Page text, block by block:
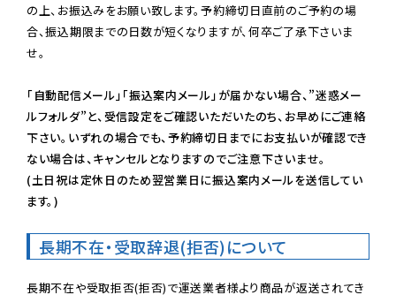
の上、お振込みをお願い致します。予約締切日直前のご予約の場
合、振込期限までの日数が短くなりますが、何卒ご了承下さいま
せ。
「自動配信メール」「振込案内メール」が届かない場合、”迷惑メー
ルフォルダ”と、受信設定をご確認いただいたのち、お早めにご連絡
下さい。いずれの場合でも、予約締切日までにお支払いが確認でき
ない場合は、キャンセルとなりますのでご注意下さいませ。
(土日祝は定休日のため翌営業日に振込案内メールを送信してい
ます。)
長期不在・受取辞退(拒否)について
長期不在や受取拒否(拒否)で運送業者様より商品が返送されてき